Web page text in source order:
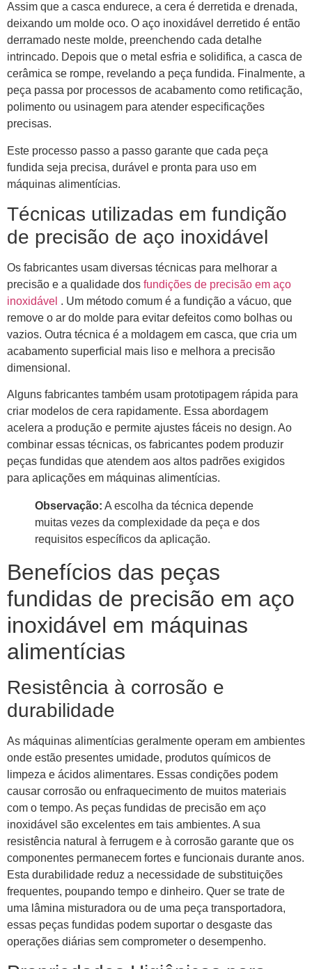
Assim que a casca endurece, a cera é derretida e drenada,
deixando um molde oco. O aço inoxidável derretido é então
derramado neste molde, preenchendo cada detalhe
intrincado. Depois que o metal esfria e solidifica, a casca de
cerâmica se rompe, revelando a peça fundida. Finalmente, a
peça passa por processos de acabamento como retificação,
polimento ou usinagem para atender especificações
precisas.
Este processo passo a passo garante que cada peça
fundida seja precisa, durável e pronta para uso em
máquinas alimentícias.
Técnicas utilizadas em fundição
de precisão de aço inoxidável
Os fabricantes usam diversas técnicas para melhorar a
precisão e a qualidade dos fundições de precisão em aço
inoxidável . Um método comum é a fundição a vácuo, que
remove o ar do molde para evitar defeitos como bolhas ou
vazios. Outra técnica é a moldagem em casca, que cria um
acabamento superficial mais liso e melhora a precisão
dimensional.
Alguns fabricantes também usam prototipagem rápida para
criar modelos de cera rapidamente. Essa abordagem
acelera a produção e permite ajustes fáceis no design. Ao
combinar essas técnicas, os fabricantes podem produzir
peças fundidas que atendem aos altos padrões exigidos
para aplicações em máquinas alimentícias.
Observação: A escolha da técnica depende
muitas vezes da complexidade da peça e dos
requisitos específicos da aplicação.
Benefícios das peças
fundidas de precisão em aço
inoxidável em máquinas
alimentícias
Resistência à corrosão e
durabilidade
As máquinas alimentícias geralmente operam em ambientes
onde estão presentes umidade, produtos químicos de
limpeza e ácidos alimentares. Essas condições podem
causar corrosão ou enfraquecimento de muitos materiais
com o tempo. As peças fundidas de precisão em aço
inoxidável são excelentes em tais ambientes. A sua
resistência natural à ferrugem e à corrosão garante que os
componentes permanecem fortes e funcionais durante anos.
Esta durabilidade reduz a necessidade de substituições
frequentes, poupando tempo e dinheiro. Quer se trate de
uma lâmina misturadora ou de uma peça transportadora,
essas peças fundidas podem suportar o desgaste das
operações diárias sem comprometer o desempenho.